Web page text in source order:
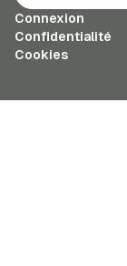
Connexion
Confidentialité
Cookies